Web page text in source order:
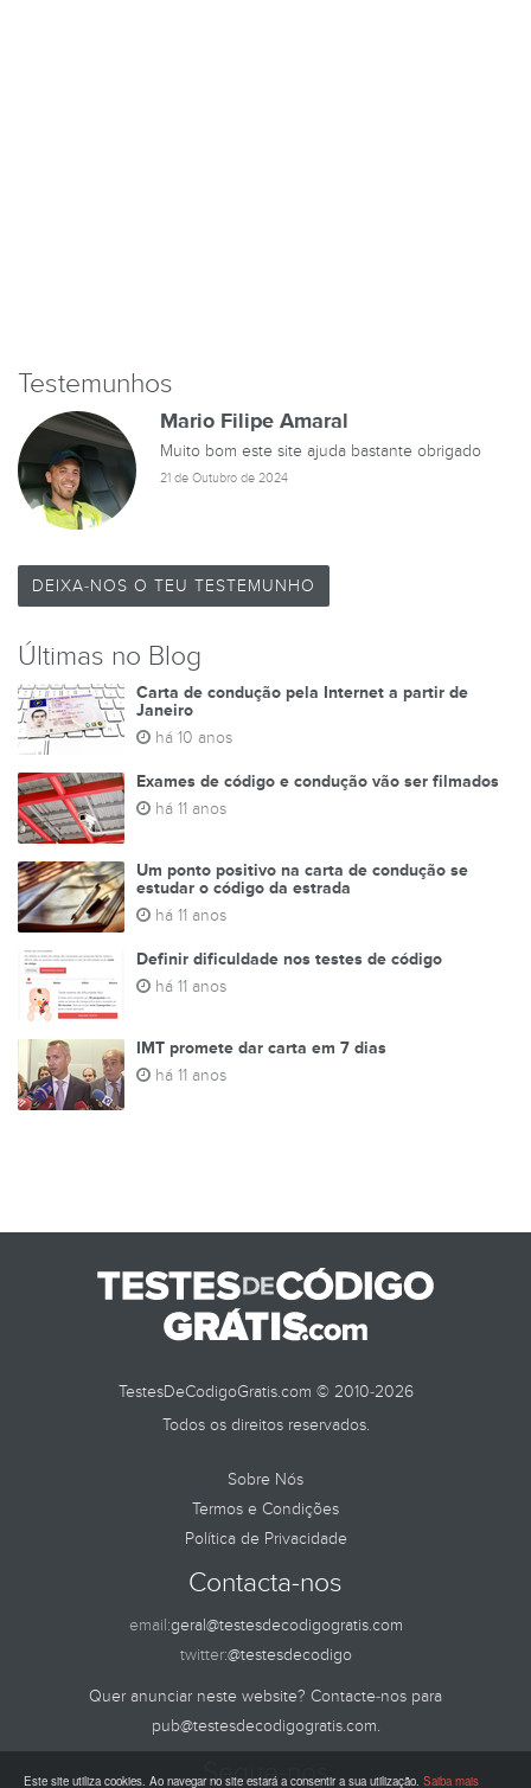
Testemunhos
Mario Filipe Amaral
Muito bom este site ajuda bastante obrigado
21 de Outubro de 2024
DEIXA-NOS O TEU TESTEMUNHO
Últimas no Blog
Carta de condução pela Internet a partir de
Janeiro
há 10 anos
Exames de código e condução vão ser filmados
há 11 anos
Um ponto positivo na carta de condução se
estudar o código da estrada
há 11 anos
Definir dificuldade nos testes de código
há 11 anos
IMT promete dar carta em 7 dias
há 11 anos
TestesDeCodigoGratis.com © 2010-2026
Todos os direitos reservados.
Sobre Nós
Termos e Condições
Política de Privacidade
Contacta-nos
email:geral@testesdecodigogratis.com
twitter:@testesdecodigo
Quer anunciar neste website? Contacte-nos para
pub@testesdecodigogratis.com.
Segue-nos
Este site utiliza cookies. Ao navegar no site estará a consentir a sua utilização. Saiba mais